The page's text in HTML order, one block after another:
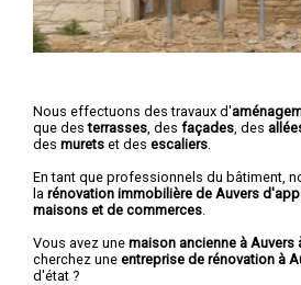
Nous effectuons des travaux d'
que desterrasses , des façades , des
des murets et des escaliers
En tant que professionnels du bâtiment,
la rénovation immobilière de Auvers
maisons et de commerces
Vous avez une maison ancienne à Auvers
cherchez une entreprise de rénovation à
d'état ?